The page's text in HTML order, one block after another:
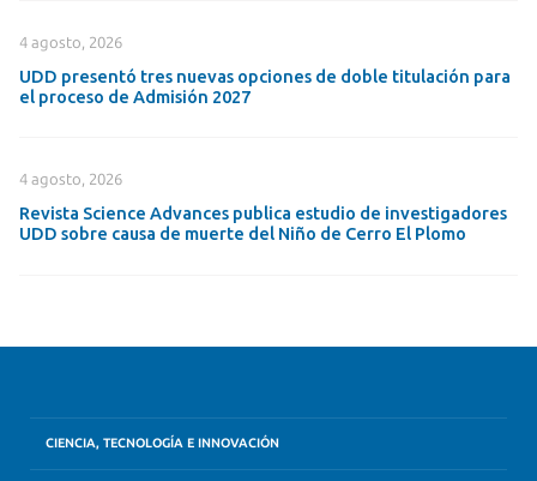
4 agosto, 2026
UDD presentó tres nuevas opciones de doble titulación para
el proceso de Admisión 2027
4 agosto, 2026
Revista Science Advances publica estudio de investigadores
UDD sobre causa de muerte del Niño de Cerro El Plomo
CIENCIA, TECNOLOGÍA E INNOVACIÓN